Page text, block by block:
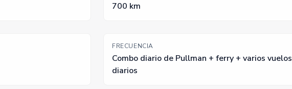
700 km
FRECUENCIA
Combo diario de Pullman + ferry + varios vuelos
diarios